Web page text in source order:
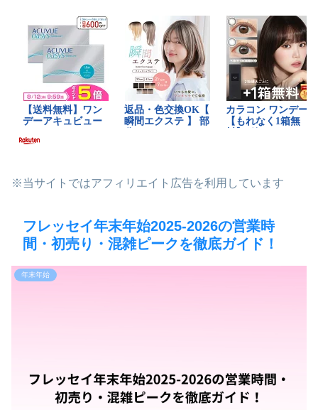
※当サイトではアフィリエイト広告を利用しています
フレッセイ年末年始2025-2026の営業時
間・初売り・混雑ピークを徹底ガイド！
年末年始